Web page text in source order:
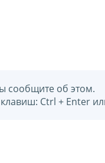
сообщите об этом.
Ctrl + Enter